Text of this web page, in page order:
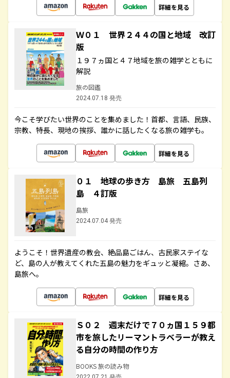
詳細を見る
Ｗ０１ 世界２４４の国と地域 改訂
版
１９７ヵ国と４７地域を旅の雑学とともに
解説
旅の図鑑
2024.07.18 発売
今こそ学びたい世界のことを集めました！首都、言語、民族、
宗教、特長、現地の挨拶、誰かに話したくなる旅の雑学も。
詳細を見る
０１ 地球の歩き方 島旅 五島列
島 ４訂版
島旅
2024.07.04 発売
ようこそ！世界遺産の教会、絶品島ごはん、古民家ステイな
ど、島の人が教えてくれた五島の魅力をギュッと凝縮。さあ、
島旅へ。
詳細を見る
Ｓ０２ 週末だけで７０ヵ国１５９都
市を旅したリーマントラベラーが教え
る自分の時間の作り方
BOOKS 旅の読み物